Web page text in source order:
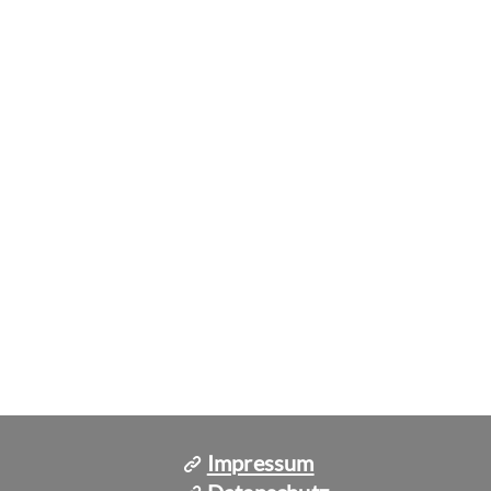
Impressum